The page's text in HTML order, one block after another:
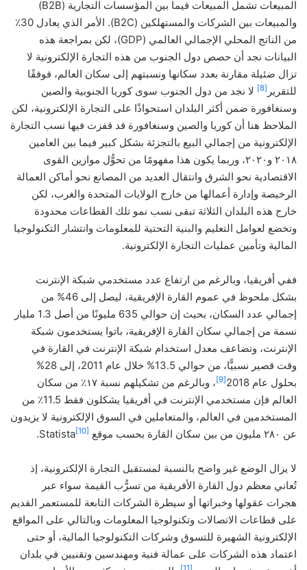
المبيعات تشمل المبيعات فيما بين المؤسسات التجارية (B2B)
والمبيعات بين الشركات والمستهلكين (B2C). الأمر الذي يعادل 30٪
من الناتج المحلي الإجمالي العالمي (GDP)، لكن بمراجعة هذه
البيانات نجد أن حصص دول الجنوب من هذه التجارة الإلكترونية لا
تزال ضئيلة مقارنة بعدد سكانها ونسبتهم إلى سكان العالم، فوفقًا
للتقرير [8]
لا نجد من دول الجنوب سوى كوريا الجنوبية والصين
وسنغافورة ضمن أكثر البلدان استحواذًا على التجارة الإلكترونية، لكن
الملاحظ هنا أن كوريا والصين وسنغافورة قد قفزت فيها نسب التجارة
الإلكترونية من إجمالي البيع بالتجزئة بشكل كبير فيما بين العامين
٢٠١٨ و٢٠٢٠، وربما يكون هذا مفهومًا من تحوُّل موازين القوى
الاقتصادية نحو الشرق وانتقال العديد من المصانع نحو أماكن العمالة
الرخيصة وإدارة أعمالها من خارج الولايات المتحدة والغرب، لكن
خارج هذه البلدان الثلاثة تبقى نسب نمو تلك القطاعات محدودة
وتخضع لعوامل التعليم والبنية التحتية للمعلومات وانتشار التكنولوجيا
المالية وتأمين عمليات التجارة الإلكترونية.
ففي أفريقيا، وبالرغم من ارتفاع عدد مستخدمي شبكة الإنترنت
بشكل ملحوظ في عموم القارة الإفريقية، ليصل إلى 46% من
إجمالي عدد السكان، بحيث إن حوالي 635 مليونًا من أصل 1.3 مليار
نسمة من إجمالي سكان القارة الإفريقية، باتوا يستخدمون شبكة
الإنترنت، وتضاعف معدل استخدام شبكة الإنترنت في القارة في
وقت قصير نسبيًّا، من حوالي 13.5% خلال عام 2011، إلى 28%
بحلول عام 2018
[9]
، وبالرغم من تشكيلهم نسبة ١٧٪ من سكان
العالم فإن مستخدمي الإنترنت في أفريقيا يشكلون فقط 11.5٪ من
المستخدمين في العالم، والمتعاملين في السوق الإلكترونية لا يزيدون
عن ٢٨٠ مليون من بين سكان القارة بحسب موقع Statista
[10]
.
لا يزال الوضع غير واضح بالنسبة لمستقبل التجارة الإلكترونية، إذ
تُعاني معظم دول القارة الأفريقية من تسرُّب القيمة سواء عبر
هجرات عقولها وخبراتها أو سيطرة الشركات التابعة للمستعمر القديم
على قطاعات الاتصالات وتكنولوجيا المعلومات وبالتالي على المواقع
الإلكترونية الشهيرة للتسوق وشركات التكنولوجيا المالية، أو حتى
اعتماد هذه الشركات على عمالة فنية ومهندسين وتقنيين في بلدان